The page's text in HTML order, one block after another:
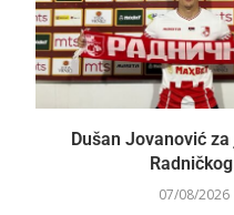
Dušan Jovanović
Radničkog
07/08/2026